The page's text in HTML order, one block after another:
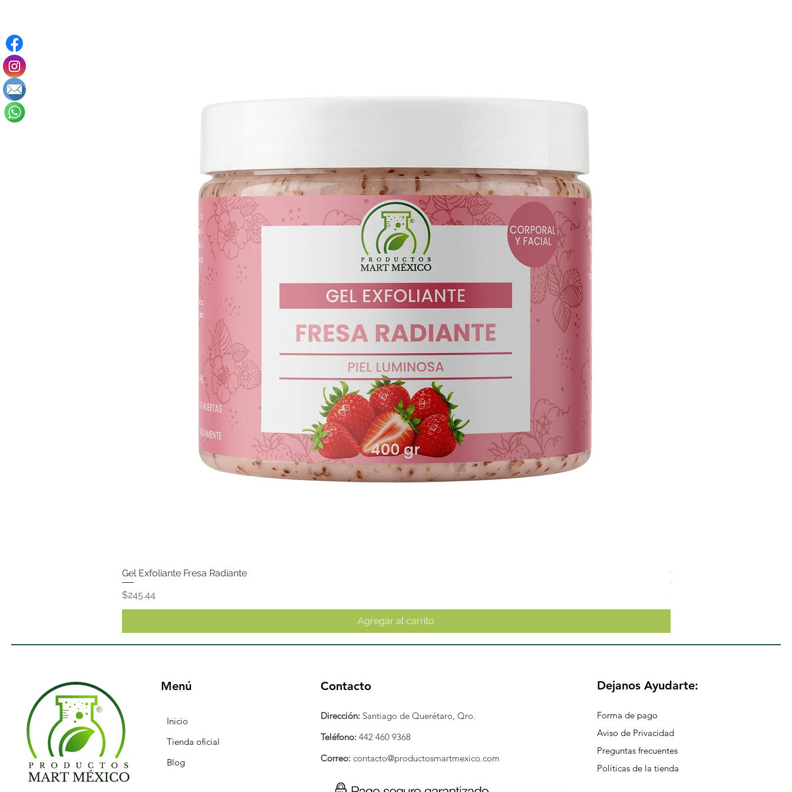
Gel Exfoliante Fresa Radiante
Precio
$245.44
Agregar al carrito
Crema Neutra Con FPS 30
$174.65
Menú
Inicio
Tienda oficial
Blog
Contacto
Dirección: Santiago de Querétaro, Qro.
Teléfono: 442 460 9368
Correo: contacto@productosmartmexico.com
Dejanos Ayudarte:
Forma de pago
Aviso de Privacidad
Preguntas frecuentes
Políticas de la tienda